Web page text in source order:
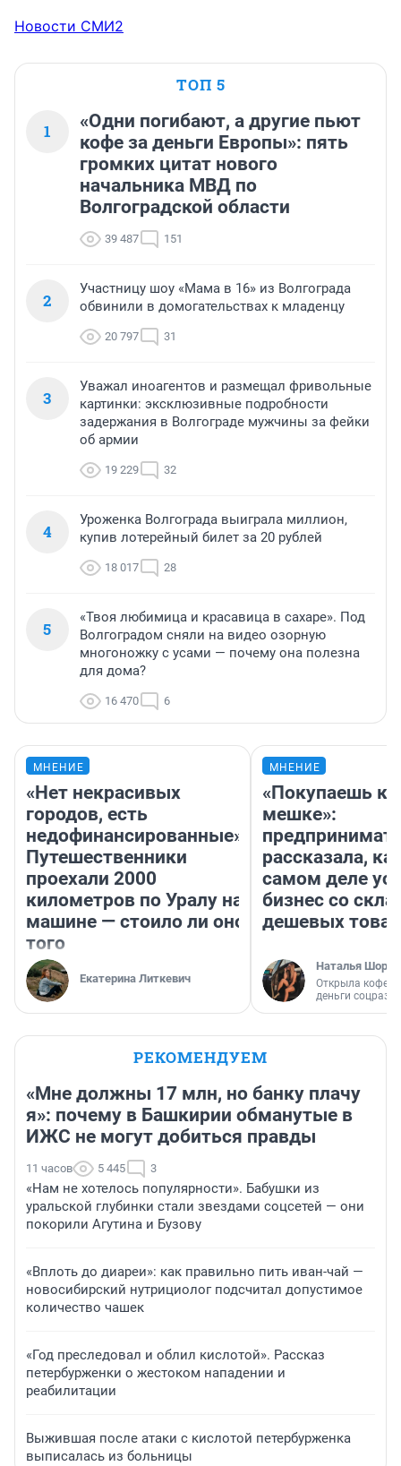
Новости СМИ2
ТОП 5
1
«Одни погибают, а другие пьют
кофе за деньги Европы»: пять
громких цитат нового
начальника МВД по
Волгоградской области
39 487 151
2
Участницу шоу «Мама в 16» из Волгограда
обвинили в домогательствах к младенцу
20 797 31
3
Уважал иноагентов и размещал фривольные
картинки: эксклюзивные подробности
задержания в Волгограде мужчины за фейки
об армии
19 229 32
4
Уроженка Волгограда выиграла миллион,
купив лотерейный билет за 20 рублей
18 017 28
5
«Твоя любимица и красавица в сахаре». Под
Волгоградом сняли на видео озорную
многоножку с усами — почему она полезна
для дома?
16 470 6
МНЕНИЕ
«Нет некрасивых
городов, есть
недофинансированные».
Путешественники
проехали 2000
километров по Уралу на
машине — стоило ли оно
того
Екатерина Литкевич
МНЕНИЕ
«Покупаешь
мешке»:
рассказала,
самом деле
бизнес со
дешевых
Наталья
Открыла
деньги
РЕКОМЕНДУЕМ
«Мне должны 17 млн, но банку плачу
я»: почему в Башкирии обманутые в
ИЖС не могут добиться правды
11 часов 5 445 3
«Нам не хотелось популярности». Бабушки из
уральской глубинки стали звездами соцсетей — они
покорили Агутина и Бузову
«Вплоть до диареи»: как правильно пить иван-чай —
новосибирский нутрициолог подсчитал допустимое
количество чашек
«Год преследовал и облил кислотой». Рассказ
петербурженки о жестоком нападении и
реабилитации
Выжившая после атаки с кислотой петербурженка
выписалась из больницы